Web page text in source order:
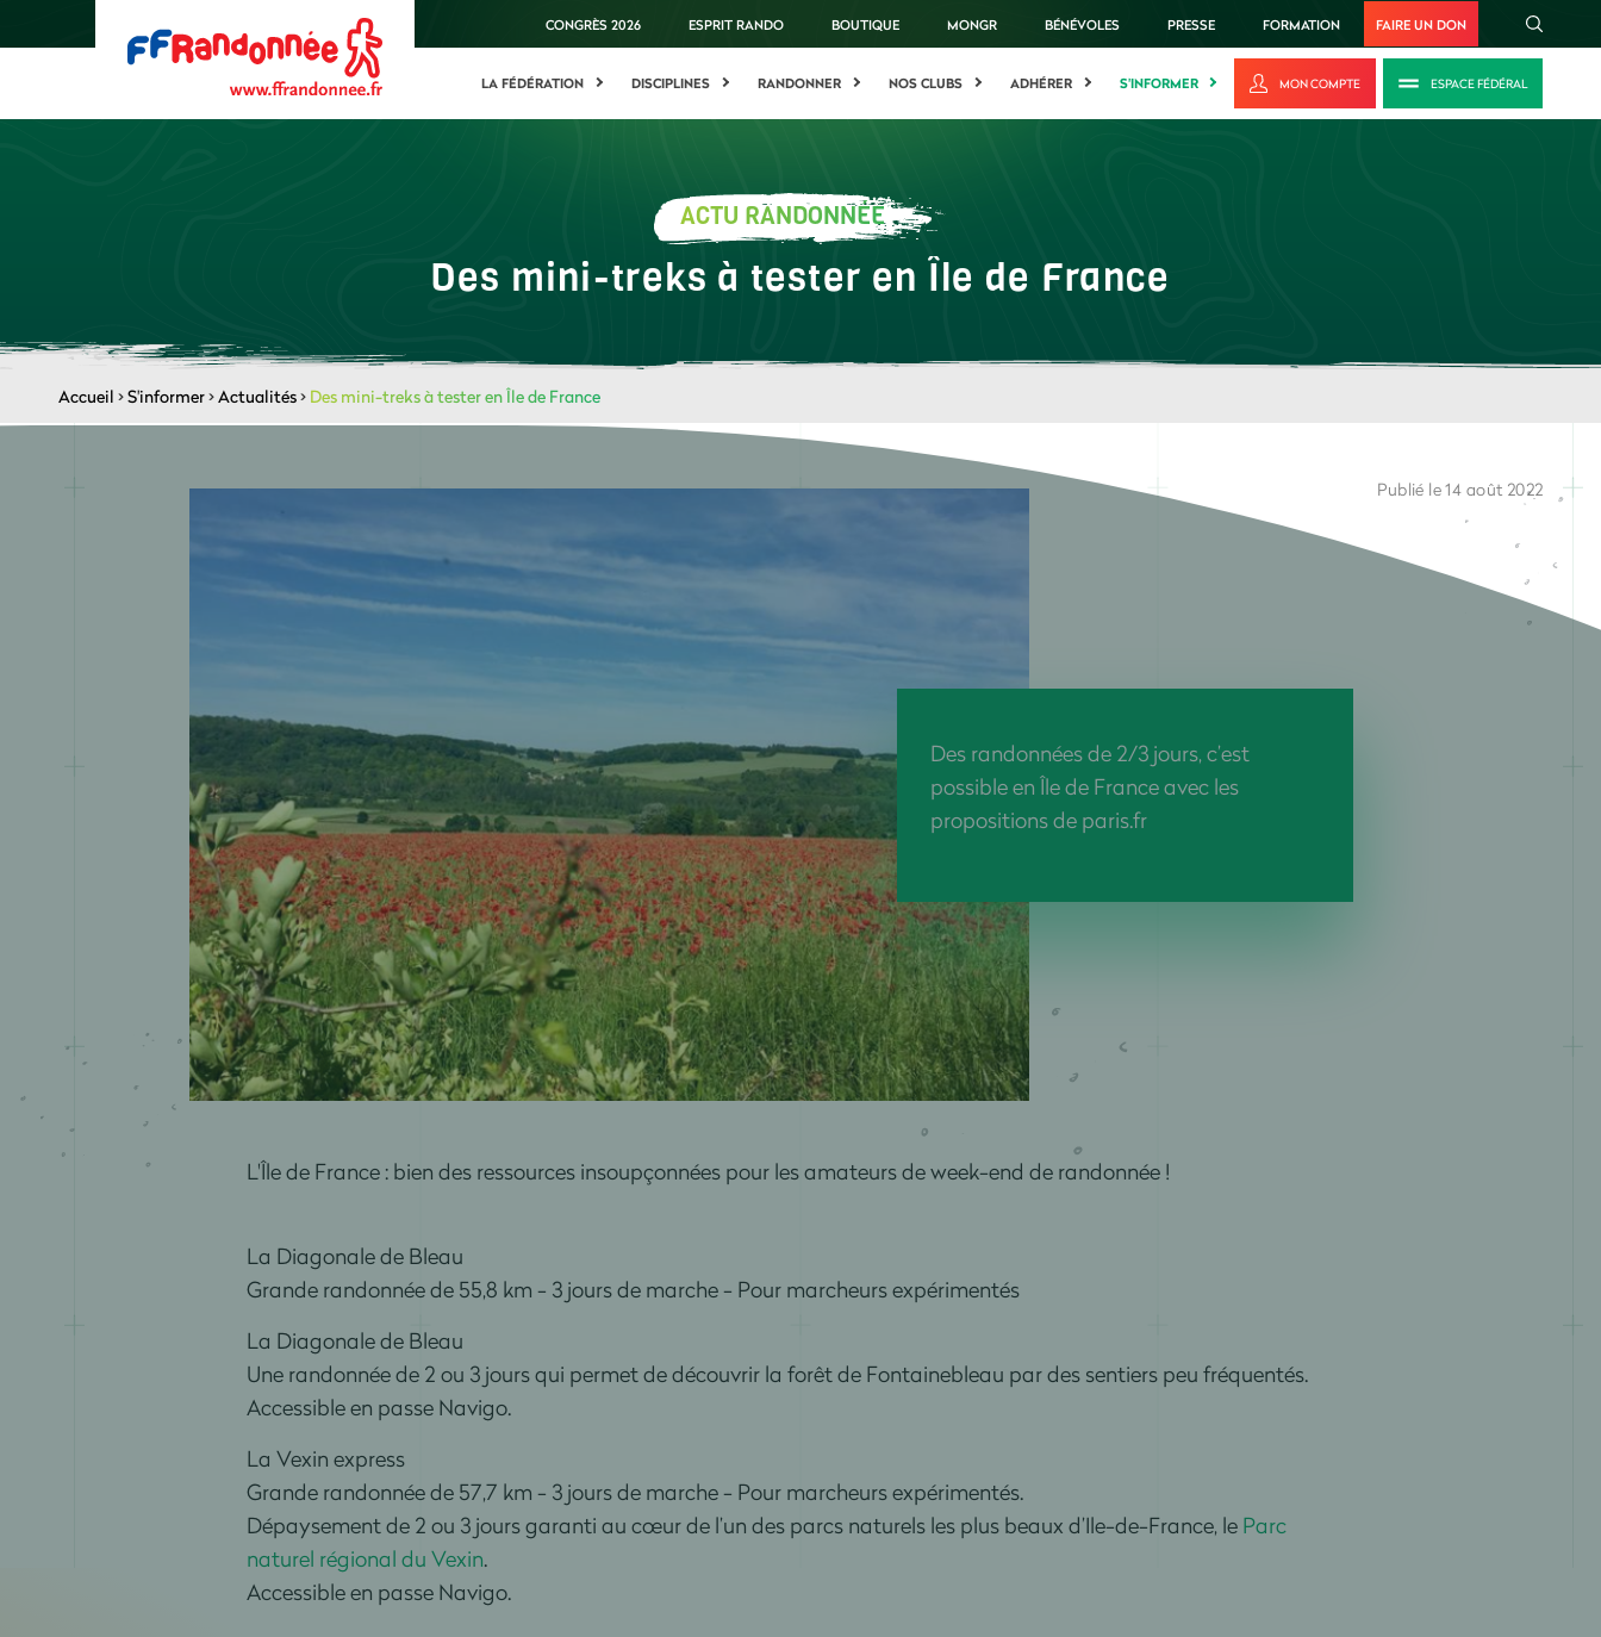
CONGRÈS 2026 ESPRIT RANDO BOUTIQUE MONGR BÉNÉVOLES PRESSE FORMATION FAIRE UN DON
LA FÉDÉRATION DISCIPLINES RANDONNER NOS CLUBS ADHÉRER S'INFORMER MON COMPTE ESPACE FÉDÉRAL
ACTU RANDONNÉE
Des mini-treks à tester en Île de France
Accueil >S'informer>Actualités> Des mini-treks à tester en Île de France
Des randonnées de 2/3 jours, c’est
possible en Île de France avec les
propositions de paris.fr
Publié le 14 août 2022
L'Île de France : bien des ressources insoupçonnées pour les amateurs de week-end de randonnée !
La Diagonale de Bleau
Grande randonnée de 55,8 km - 3 jours de marche - Pour marcheurs expérimentés
La Diagonale de Bleau
Une randonnée de 2 ou 3 jours qui permet de découvrir la forêt de Fontainebleau par des sentiers peu fréquentés.
Accessible en passe Navigo.
La Vexin express
Grande randonnée de 57,7 km - 3 jours de marche - Pour marcheurs expérimentés.
Dépaysement de 2 ou 3 jours garanti au cœur de l’un des parcs naturels les plus beaux d’Ile-de-France, le Parc
naturel régional du Vexin.
Accessible en passe Navigo.